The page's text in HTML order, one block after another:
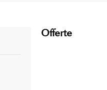
Offerte